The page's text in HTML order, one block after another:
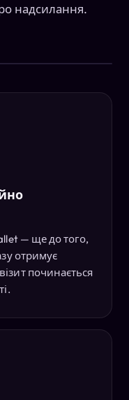
надсилання.
— ще до того,
отримує
починається